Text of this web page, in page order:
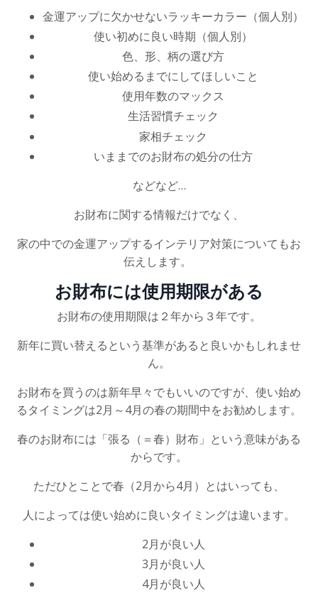
金運アップに欠かせないラッキーカラー（個人別）
使い初めに良い時期（個人別）
色、形、柄の選び方
使い始めるまでにしてほしいこと
使用年数のマックス
生活習慣チェック
家相チェック
いままでのお財布の処分の仕方
などなど…
お財布に関する情報だけでなく、
家の中での金運アップするインテリア対策についてもお
伝えします。
お財布には使用期限がある
お財布の使用期限は２年から３年です。
新年に買い替えるという基準があると良いかもしれませ
ん。
お財布を買うのは新年早々でもいいのですが、使い始め
るタイミングは2月～4月の春の期間中をお勧めします。
春のお財布には「張る（＝春）財布」という意味がある
からです。
ただひとことで春（2月から4月）とはいっても、
人によっては使い始めに良いタイミングは違います。
2月が良い人
3月が良い人
4月が良い人